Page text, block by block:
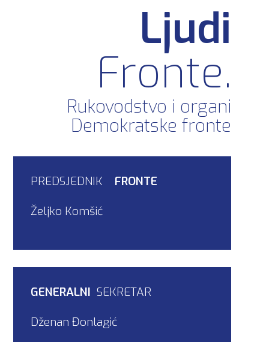
Ljudi
Fronte.
Rukovodstvo i organi
Demokratske fronte
PREDSJEDNIK FRONTE
Željko Komšić
GENERALNI SEKRETAR
Dženan Đonlagić